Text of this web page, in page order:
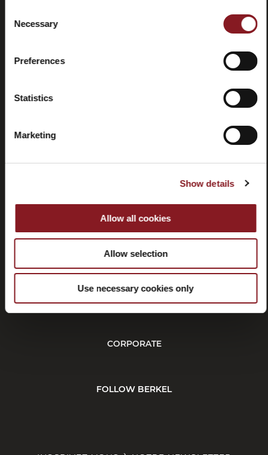
Selection
Necessary
Preferences
Statistics
Marketing
Show details
Allow all cookies
Allow selection
Use necessary cookies only
Résiliation
CORPORATE
FOLLOW BERKEL